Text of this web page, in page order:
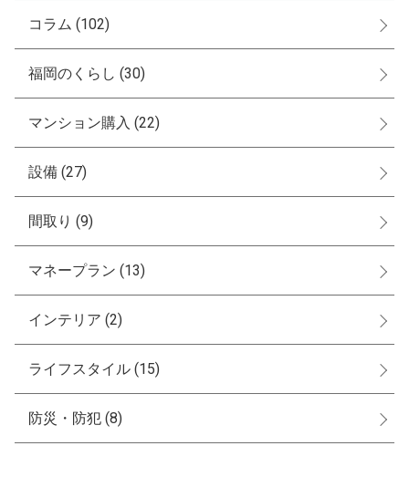
コラム (102)
福岡のくらし (30)
マンション購入 (22)
設備 (27)
間取り (9)
マネープラン (13)
インテリア (2)
ライフスタイル (15)
防災・防犯 (8)